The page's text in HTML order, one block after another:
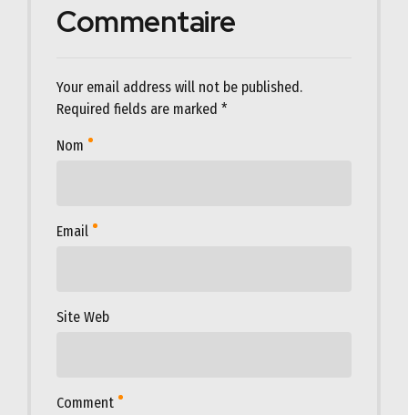
Commentaire
Your email address will not be published.
Required fields are marked *
Comment
Nom
Email
Site Web